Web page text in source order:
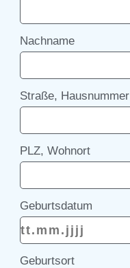
Nachname
Straße, Hausnummer
PLZ, Wohnort
Geburtsdatum
Geburtsort